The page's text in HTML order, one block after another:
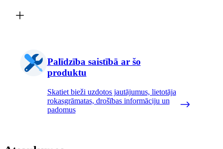
Palīdzība saistībā ar šo
produktu
Skatiet bieži uzdotos jautājumus, lietotāja
rokasgrāmatas, drošības informāciju un
padomus